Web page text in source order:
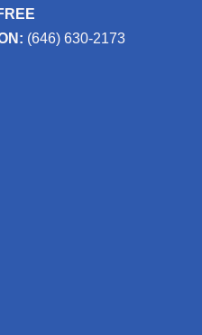
(646) 630-2173